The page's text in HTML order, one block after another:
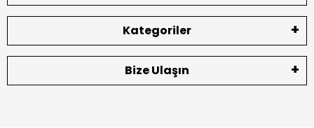
Kategoriler
Bize Ulaşın